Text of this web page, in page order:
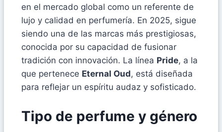
en el mercado global como un referente de
lujo y calidad en perfumería. En 2025, sigue
siendo una de las marcas más prestigiosas,
conocida por su capacidad de fusionar
tradición con innovación. La línea Pride, a la
que pertenece Eternal Oud, está diseñada
para reflejar un espíritu audaz y sofisticado.
Tipo de perfume y género